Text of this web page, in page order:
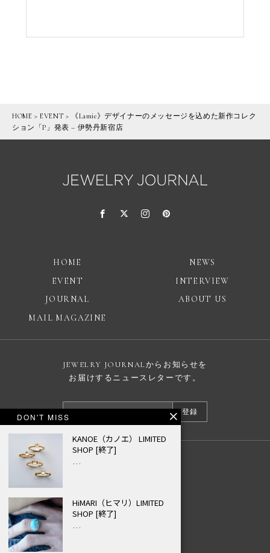
HOME >EVENT >
《Lamie》デザイナーのメッセージを込めた新作コレク
ション「P」発表 – 伊勢丹新宿店
HOME
NEWS
EVENT
INTERVIEW
JOURNAL
ABOUT US
MAIL MAGAZINE
JEWELRY JOURNALからお知らせを
お届けするニュースレターです。
登録
© JEWELRY JOURNAL
DON'T MISS
KANOE（カノエ） LIMITED
SHOP [終了]
…
HiMARI（ヒマリ）LIMITED
SHOP [終了]
…